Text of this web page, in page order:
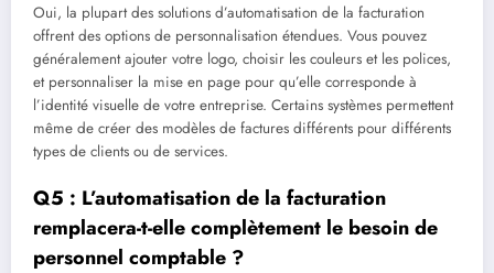
Oui, la plupart des solutions d’automatisation de la facturation
offrent des options de personnalisation étendues. Vous pouvez
généralement ajouter votre logo, choisir les couleurs et les polices,
et personnaliser la mise en page pour qu’elle corresponde à
l’identité visuelle de votre entreprise. Certains systèmes permettent
même de créer des modèles de factures différents pour différents
types de clients ou de services.
Q5 : L’automatisation de la facturation
remplacera-t-elle complètement le besoin de
personnel comptable ?